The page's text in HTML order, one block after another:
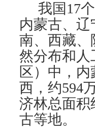
我国17
内蒙古、
南、西藏、
然分布和人
区）中，
西，约594
济林总面积
古等地。